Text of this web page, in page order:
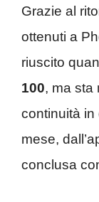
Grazie al
ottenuti a
riuscito
100, ma sta
continuità in
mese,
conclusa